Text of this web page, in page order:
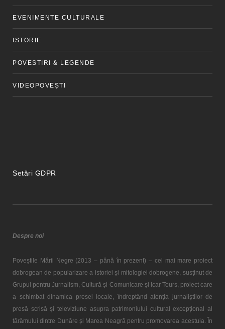
EVENIMENTE CULTURALE
ISTORIE
POVESTIRI & LEGENDE
VIDEOPOVEȘTI
Setări GDPR
Despre noi
Poveștile Mării Negre (2013 – până în prezent) – cel mai mare proiect
dobrogean de popularizare a istoriei și mitologiei dobrogene, susținut de
Grupul pentru Jurnalism, Cultură și Comunicare și Icar Tours, proiect care
a schimbat dinamica presei locale, îndreptând atenția jurnaliștilor de
presă scrisă și televiziune asupra patrimoniului cultural excepțional al
tărâmului dintre Dunăre și Marea Neagră pentru promovarea acestuia. În